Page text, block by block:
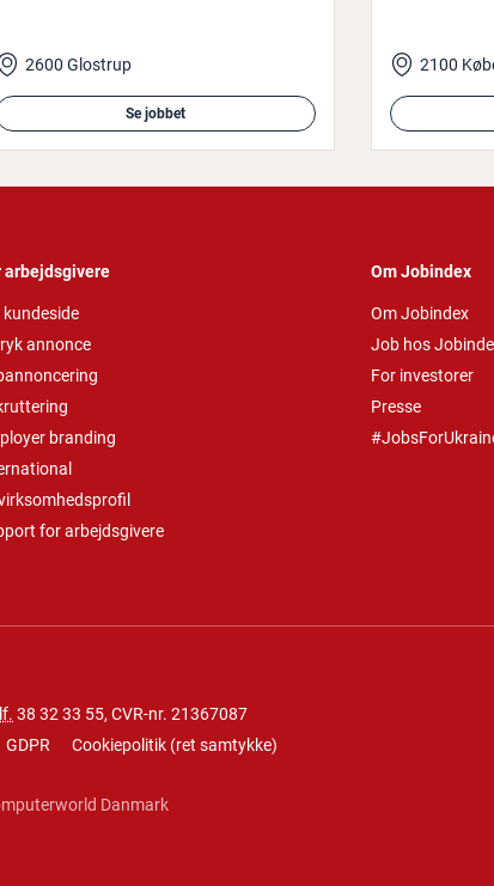
2600 Glostrup
Se jobbet
2100
arbejdsgivere
kundeside
annonce
branding
for arbejdsgivere
Om Jobindex
Om Jobindex
Job hos
For investorer
Presse
38 32 33 55, CVR-nr. 21367087
GDPR Cookiepolitik (ret samtykke)